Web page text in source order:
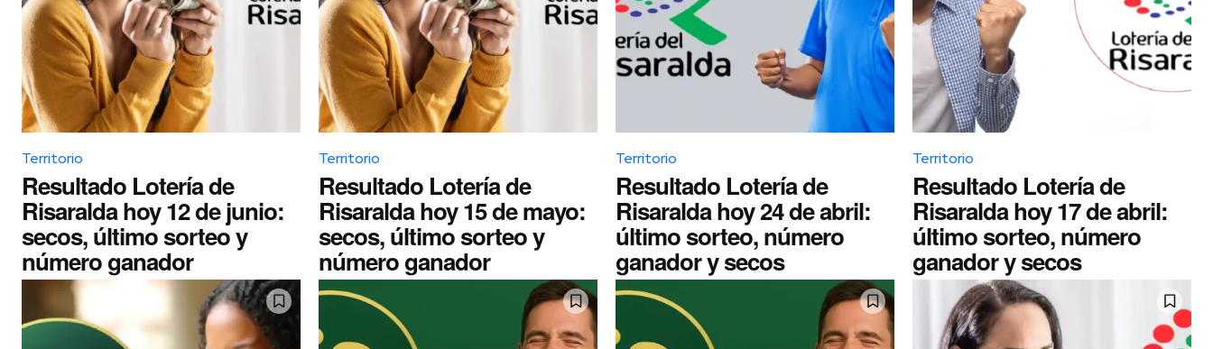
Territorio
Resultado Lotería de
Risaralda hoy 12 de junio:
secos, último sorteo y
número ganador
Territorio
Resultado Lotería de
Risaralda hoy 15 de mayo:
secos, último sorteo y
número ganador
Territorio
Resultado Lotería de
Risaralda hoy 24 de abril:
último sorteo, número
ganador y secos
Territorio
Resultado Lotería de
Risaralda hoy 17 de abril:
último sorteo, número
ganador y secos